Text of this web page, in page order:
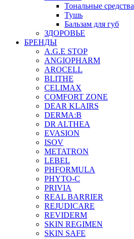
Тональные средства
Тушь
Бальзам для губ
ЗДОРОВЬЕ
БРЕНДЫ
A.G.E STOP
ANGIOPHARM
AROCELL
BLITHE
CELIMAX
COMFORT ZONE
DEAR KLAIRS
DERMA:B
DR ALTHEA
EVASION
ISOV
METATRON
LEBEL
PHFORMULA
PHYTO-C
PRIVIA
REAL BARRIER
REJUDICARE
REVIDERM
SKIN REGIMEN
SKIN SAFE